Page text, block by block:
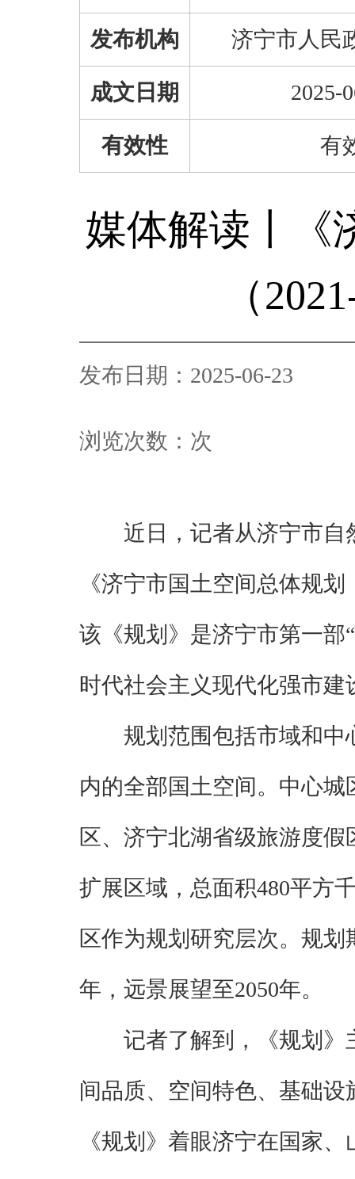
发布机构 济宁市人民
成文日期 2025-
有效性 有
媒体解读丨《
（
发布日期：2025-06-23
浏览次数： 次
近日，记者从济宁市
《济宁市国土空间总体规
该《规划》是济宁市第一部
时代社会主义现代化强市建
规划范围包括市域和
内的全部国土空间。中心
区、济宁北湖省级旅游度
扩展区域，总面积480平方
区作为规划研究层次。规划
年，远景展望至2050年。
记者了解到，《规划
间品质、空间特色、基础
《规划》着眼济宁在国家